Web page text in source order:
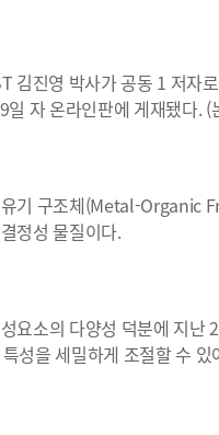
김진영 박사가 공동 1 저자
일 자 온라인판에 게재됐
기 구조체(Metal-Organic
정성 물질이다.
요소의 다양성 덕분에 지
성을 세밀하게 조절할 수